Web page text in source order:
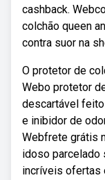
cashback.
colchão queen
contra suor na
O protetor de
Webo protetor
descartável
e inibidor de
Webfrete grátis
idoso parcelado
incríveis ofertas